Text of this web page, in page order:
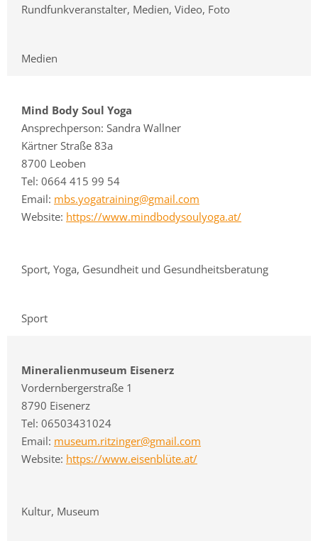
Rundfunkveranstalter, Medien, Video, Foto
Medien
Mind Body Soul Yoga
Ansprechperson: Sandra Wallner
Kärtner Straße 83a
8700 Leoben
Tel: 0664 415 99 54
Email: mbs.yogatraining@gmail.com
Website: https://www.mindbodysoulyoga.at/
Sport, Yoga, Gesundheit und Gesundheitsberatung
Sport
Mineralienmuseum Eisenerz
Vordernbergerstraße 1
8790 Eisenerz
Tel: 06503431024
Email: museum.ritzinger@gmail.com
Website: https://www.eisenblüte.at/
Kultur, Museum